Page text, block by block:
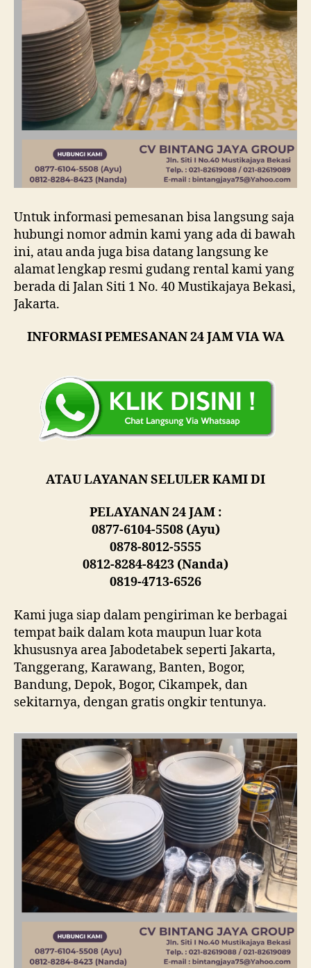
Untuk informasi pemesanan bisa langsung saja
hubungi nomor admin kami yang ada di bawah
ini, atau anda juga bisa datang langsung ke
alamat lengkap resmi gudang rental kami yang
berada di Jalan Siti 1 No. 40 Mustikajaya Bekasi,
Jakarta.
INFORMASI PEMESANAN 24 JAM VIA WA
ATAU LAYANAN SELULER KAMI DI
PELAYANAN 24 JAM :
0877-6104-5508 (Ayu)
0878-8012-5555
0812-8284-8423 (Nanda)
0819-4713-6526
Kami juga siap dalam pengiriman ke berbagai
tempat baik dalam kota maupun luar kota
khususnya area Jabodetabek seperti Jakarta,
Tanggerang, Karawang, Banten, Bogor,
Bandung, Depok, Bogor, Cikampek, dan
sekitarnya, dengan gratis ongkir tentunya.